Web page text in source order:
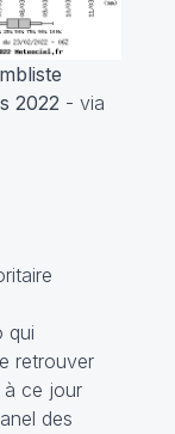
2022 - via
qui
retrouver
ce jour
des